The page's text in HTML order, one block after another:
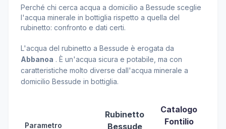
Perché chi cerca acqua a domicilio a Bessude sceglie
l'acqua minerale in bottiglia rispetto a quella del
rubinetto: confronto e dati certi.
L'acqua del rubinetto a Bessude è erogata da
Abbanoa . È un'acqua sicura e potabile, ma con
caratteristiche molto diverse dall'acqua minerale a
domicilio Bessude in bottiglia.
Parametro
Rubinetto
Bessude
Catalogo
Fontilio